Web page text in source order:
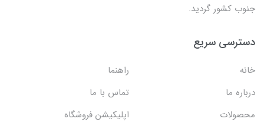
جنوب کشور گردید.
دسترسی سریع
خانه
راهنما
درباره ما
تماس با ما
محصولات
اپلیکیشن فروشگاه